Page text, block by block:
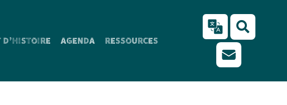
D’HISTOIRE AGENDA RESSOURCES